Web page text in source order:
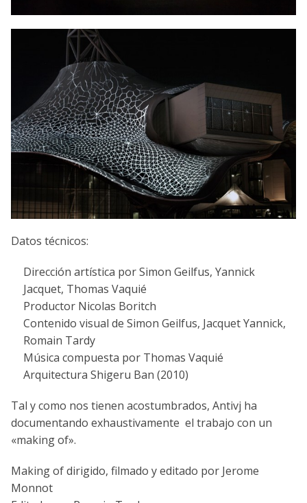
Datos técnicos:
Dirección artística por Simon Geilfus, Yannick
Jacquet, Thomas Vaquié
Productor Nicolas Boritch
Contenido visual de Simon Geilfus, Jacquet Yannick,
Romain Tardy
Música compuesta por Thomas Vaquié
Arquitectura Shigeru Ban (2010)
Tal y como nos tienen acostumbrados, Antivj ha
documentando exhaustivamente el trabajo con un
«making of».
Making of dirigido, filmado y editado por Jerome
Monnot